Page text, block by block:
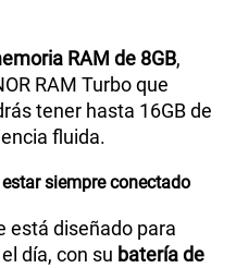
RAM de 8GB,
RAM Turbo que
tener hasta 16GB de
fluida.
siempre conectado
está diseñado para
día, con su batería de